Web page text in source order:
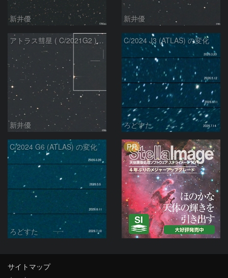
新井優 新井優
アトラス彗星 ( C/2021G2 )：2026/07/08
新井優
C/2024 J3 (ATLAS) の変化
ろどすた
C/2024 G6 (ATLAS) の変化
ろどすた
PR
サイトマップ